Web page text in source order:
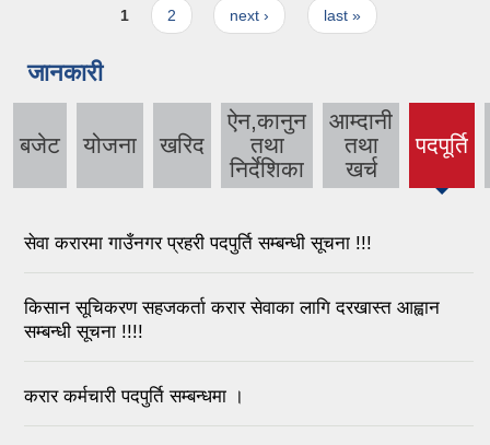
1 2 next › last »
जानकारी
बजेट योजना खरिद
ऐन,कानुन
तथा
निर्देशिका
आम्दानी
तथा
खर्च
पदपूर्ति
(active
सेवा करारमा गाउँनगर प्रहरी पदपुर्ति सम्बन्धी सूचना !!!
किसान सूचिकरण सहजकर्ता करार सेवाका लागि दरखास्त आह्वान
सम्बन्धी सूचना !!!!
करार कर्मचारी पदपुर्ति सम्बन्धमा ।